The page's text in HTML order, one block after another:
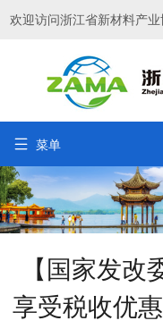
欢迎访问浙江省新材料产
 菜单
【国家发
享受税收优